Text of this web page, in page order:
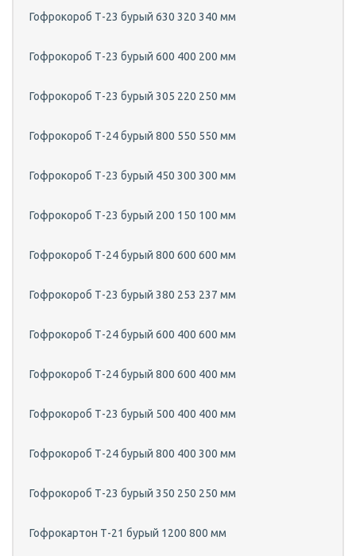
Гофрокороб Т-23 бурый 630 320 340 мм
Гофрокороб Т-23 бурый 600 400 200 мм
Гофрокороб Т-23 бурый 305 220 250 мм
Гофрокороб Т-24 бурый 800 550 550 мм
Гофрокороб Т-23 бурый 450 300 300 мм
Гофрокороб Т-23 бурый 200 150 100 мм
Гофрокороб Т-24 бурый 800 600 600 мм
Гофрокороб Т-23 бурый 380 253 237 мм
Гофрокороб Т-24 бурый 600 400 600 мм
Гофрокороб Т-24 бурый 800 600 400 мм
Гофрокороб Т-23 бурый 500 400 400 мм
Гофрокороб Т-24 бурый 800 400 300 мм
Гофрокороб Т-23 бурый 350 250 250 мм
Гофрокартон Т-21 бурый 1200 800 мм